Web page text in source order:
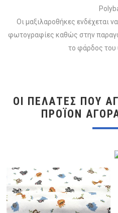
Οι μαξιλαροθήκες ενδέχεται
φωτογραφίες καθώς στην
το φάρδος του
ΟΙ ΠΕΛΆΤΕΣ ΠΟΥ
ΠΡΟΪΌΝ